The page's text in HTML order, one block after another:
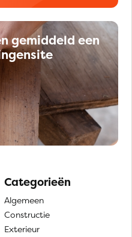
gemiddeld een
Categorieën
Algemeen
Constructie
Exterieur